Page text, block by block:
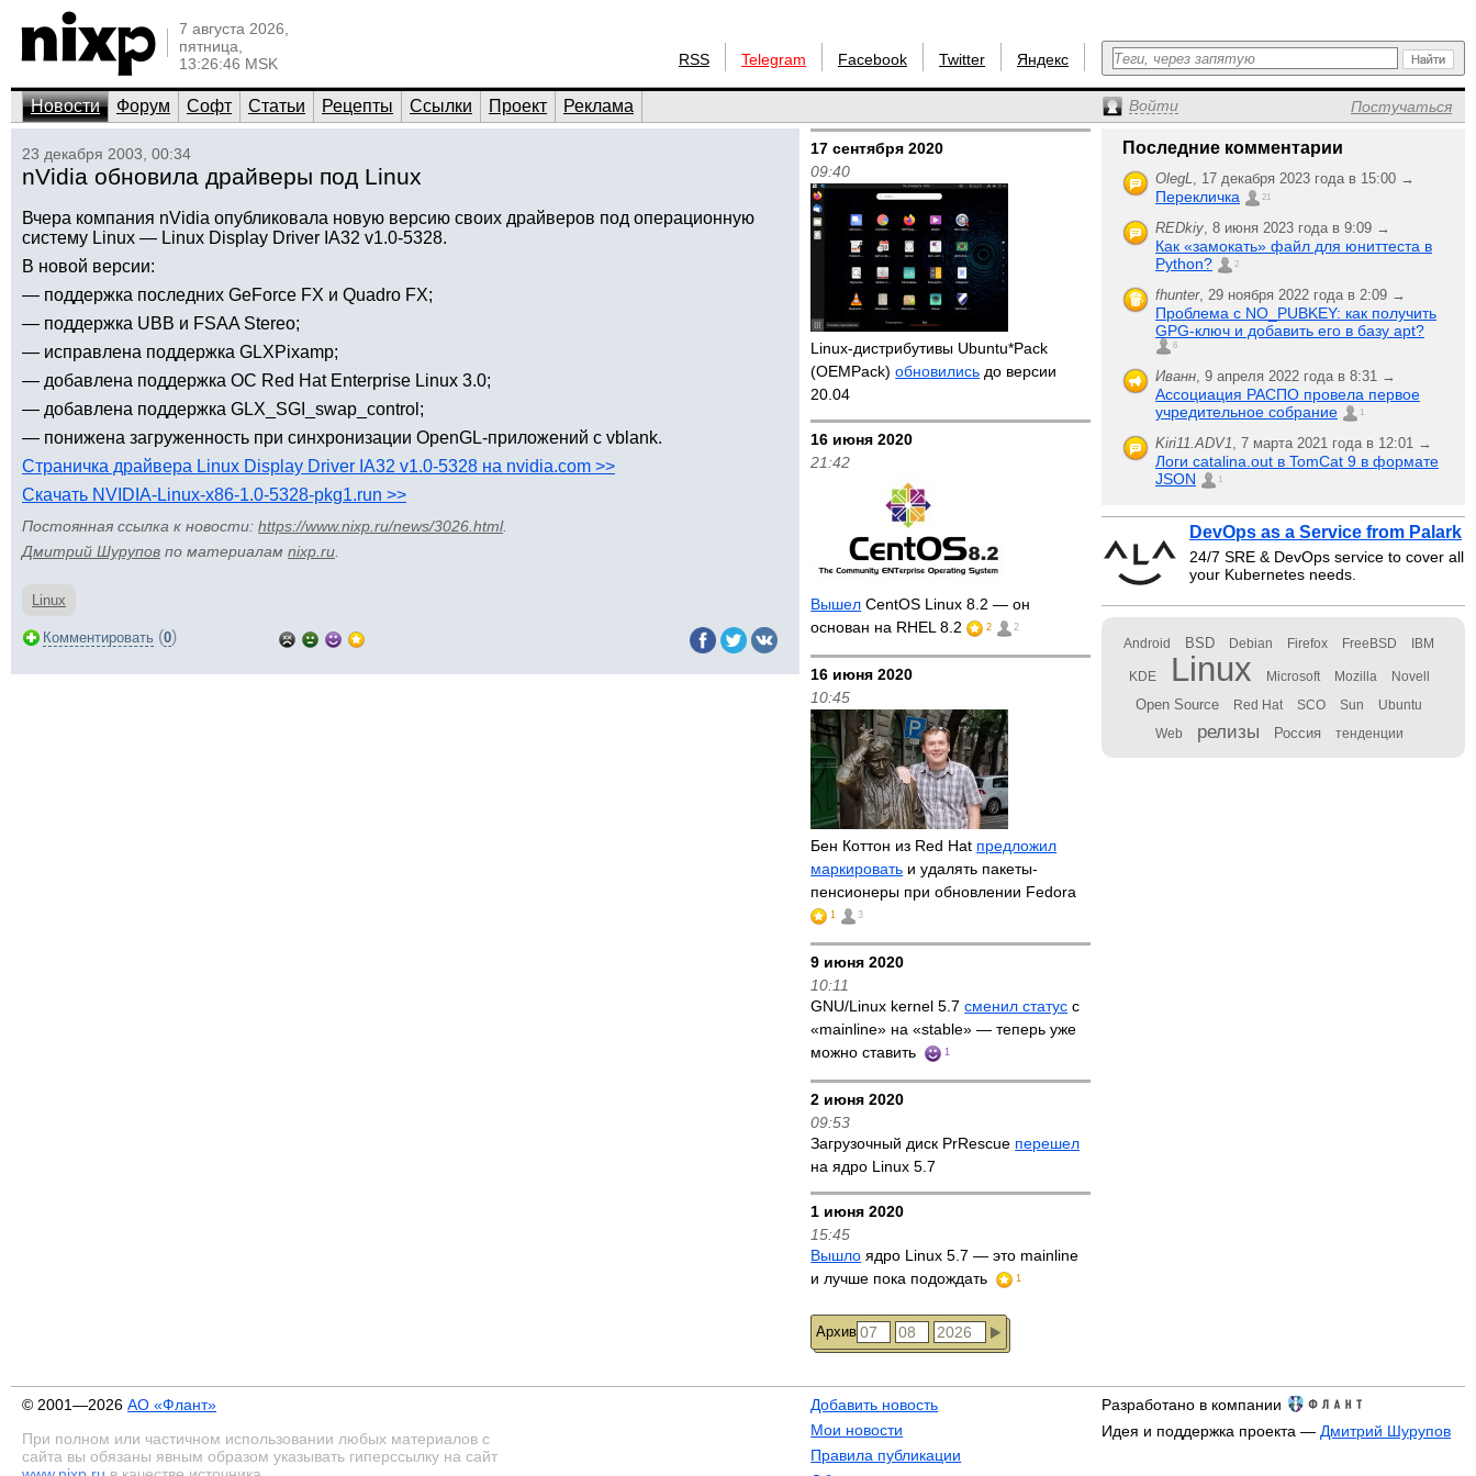
7 августа 2026,
пятница,
13:26:46 MSK
RSS Telegram Facebook Twitter Яндекс
Новости Форум Софт Статьи Рецепты Ссылки Проект Реклама Войти Постучаться
23 декабря 2003, 00:34
nVidia обновила драйверы под Linux
Вчера компания nVidia опубликовала новую версию своих драйверов под операционную
систему Linux — Linux Display Driver IA32 v1.0-5328.
В новой версии:
— поддержка последних GeForce FX и Quadro FX;
— поддержка UBB и FSAA Stereo;
— исправлена поддержка GLXPixamp;
— добавлена поддержка ОС Red Hat Enterprise Linux 3.0;
— добавлена поддержка GLX_SGI_swap_control;
— понижена загруженность при синхронизации OpenGL-приложений с vblank.
Страничка драйвера Linux Display Driver IA32 v1.0-5328 на nvidia.com >>
Скачать NVIDIA-Linux-x86-1.0-5328-pkg1.run >>
Постоянная ссылка к новости: https://www.nixp.ru/news/3026.html.
Дмитрий Шурупов по материалам nixp.ru
Linux
Комментировать (0)
17 сентября 2020
09:40
Linux-дистрибутивы Ubuntu*Pack
(OEMPack)обновились до версии
20.04
16 июня 2020
21:42
Вышел CentOS Linux 8.2 — он
основан на RHEL 8.2
2 2
16 июня 2020
10:45
Бен Коттон из Red Hat предложил
маркировать и удалять пакеты-
пенсионеры при обновлении Fedora
1 3
9 июня 2020
10:11
GNU/Linux kernel 5.7сменил статус с
«mainline» на «stable» — теперь уже
можно ставить
1
2 июня 2020
09:53
Загрузочный диск PrRescue перешел
на ядро Linux 5.7
1 июня 2020
15:45
Вышло ядро Linux 5.7 — это mainline
и лучше пока подождать
1
Архив
Последние комментарии
OlegL, 17 декабря 2023 года в 15:00 →
Перекличка 21
REDkiy, 8 июня 2023 года в 9:09 →
Как «замокать» файл для юниттеста в
Python?
2
fhunter, 29 ноября 2022 года в 2:09 →
Проблема с NO_PUBKEY: как получить
GPG-ключ и добавить его в базу apt?
6
Иванн, 9 апреля 2022 года в 8:31 →
Ассоциация РАСПО провела первое
учредительное собрание
1
Kiri11.ADV1, 7 марта 2021 года в 12:01 →
Логи catalina.out в TomCat 9 в формате
JSON
1
DevOps as a Service from Palark
24/7 SRE & DevOps service to cover all
your Kubernetes needs.
Android BSD Debian Firefox FreeBSD IBM
KDE Linux Microsoft Mozilla Novell
Open Source Red Hat SCO Sun Ubuntu
Web релизы Россия тенденции
© 2001—2026 АО «Флант»
При полном или частичном использовании любых материалов с
сайта вы обязаны явным образом указывать гиперссылку на сайт
Добавить новость
Мои новости
Правила публикации
Разработано в компании
Идея и поддержка проекта — Дмитрий Шурупов